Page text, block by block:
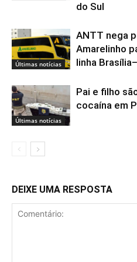
do Sul
Últimas notícias
ANTT nega
Amarelinho
linha
Últimas notícias
Pai e filho
cocaína em
DEIXE UMA RESPOSTA